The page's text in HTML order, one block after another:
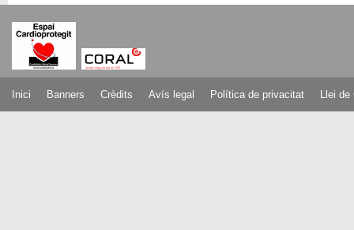
Inici Banners Crèdits Avís legal Política de privacitat Llei de